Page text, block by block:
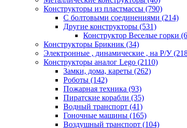
Конструкторы из пластмассы (790)
С болтовыми соединениями (214)
Другие конструкторы (531)
Конструктор Веселые горки
Конструкторы Брикник (34)
Электронные , динамические , на Р/У
Конструкторы аналог Lego (2110)
Замки, дома, кареты (262)
Роботы (142)
Пожарная техника (93)
Пиратские корабли (35)
Водный транспорт (41)
Гоночные машины (165)
Воздушный транспорт (104)